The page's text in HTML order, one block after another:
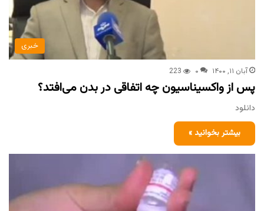
خبری
آبان ۱۱, ۱۴۰۰ ۰ 223
پس از واکسیناسیون چه اتفاقی در بدن می‌افتد؟
دانلود
بیشتر بخوانید »